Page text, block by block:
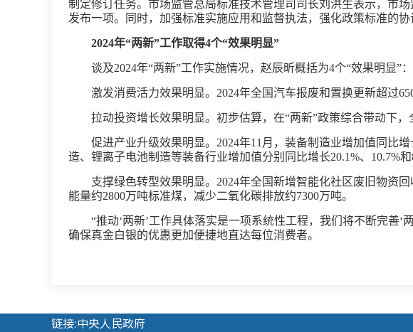
制定修订任务。市场监管总局标准技术管理司司长刘洪生表示，市
发布一项。同时，加强标准实施应用和监督执法，强化政策标准的协
2024年“两新”工作取得4个“效果明显”
谈及2024年“两新”工作实施情况，赵辰昕概括为4个“效果明显”：
激发消费活力效果明显。2024年全国汽车报废和置换更新超过
拉动投资增长效果明显。初步估算，在“两新”政策综合带动下
促进产业升级效果明显。2024年11月，装备制造业增加值同比
造、锂离子电池制造等装备行业增加值分别同比增长20.1%、10.7%和
支撑绿色转型效果明显。2024年全国新增智能化社区废旧物资
能量约2800万吨标准煤，减少二氧化碳排放约7300万吨。
“推动‘两新’工作具体落实是一项系统性工程，我们将不断完善
确保真金白银的优惠更加便捷地直达每位消费者。
链接:中央人民政府